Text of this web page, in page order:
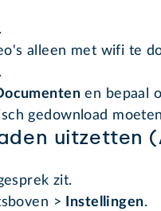
.
alleen met wifi te
.
en bepaal
gedownload
uitzetten
zit.
>
Instellingen.